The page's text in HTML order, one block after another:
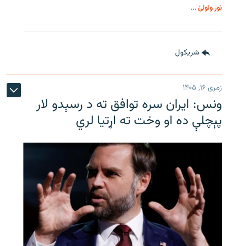
نور ولولئ ...
شريکول
زمری ۱۶, ۱۴۰۵
ونس: ایران سره توافق ته د رسېدو لار
پېچلې ده او وخت ته اړتیا لري